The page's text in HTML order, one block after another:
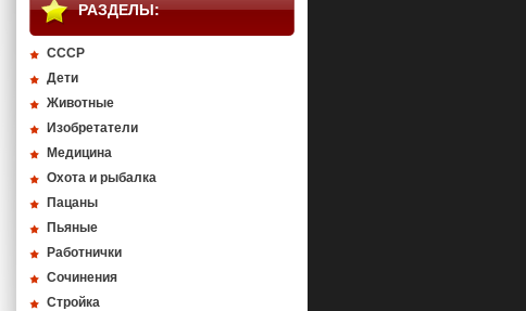
РАЗДЕЛЫ:
СССР
Дети
Животные
Изобретатели
Медицина
Охота и рыбалка
Пацаны
Пьяные
Работнички
Сочинения
Стройка